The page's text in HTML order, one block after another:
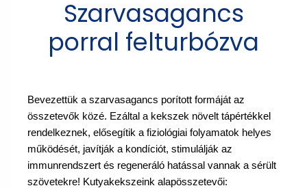
Szarvasagancs
porral felturbózva
Bevezettük a szarvasagancs porított formáját az
összetevők közé. Ezáltal a kekszek növelt tápértékkel
rendelkeznek, elősegítik a fiziológiai folyamatok helyes
működését, javítják a kondíciót, stimulálják az
immunrendszert és regeneráló hatással vannak a sérült
szövetekre! Kutyakekszeink alapösszetevői: